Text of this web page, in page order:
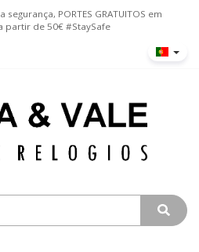
PORTES GRATUITOS em
partir de 50€ #StaySafe